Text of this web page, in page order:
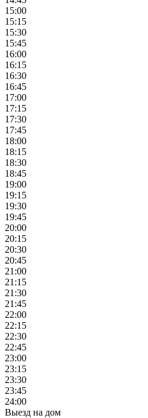
15:00
15:15
15:30
15:45
16:00
16:15
16:30
16:45
17:00
17:15
17:30
17:45
18:00
18:15
18:30
18:45
19:00
19:15
19:30
19:45
20:00
20:15
20:30
20:45
21:00
21:15
21:30
21:45
22:00
22:15
22:30
22:45
23:00
23:15
23:30
23:45
24:00
Выезд на дом